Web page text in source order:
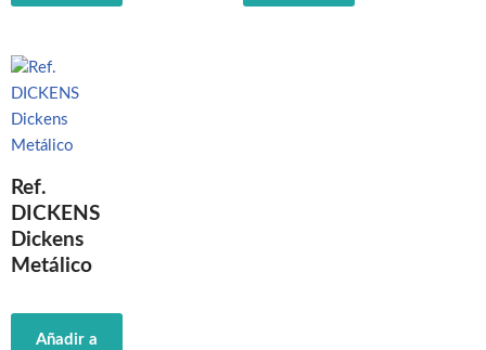
Ref.
DICKENS
Dickens
Metálico
Añadir a